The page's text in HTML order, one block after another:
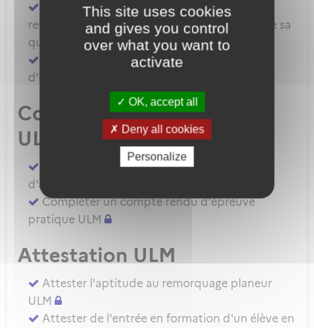
This site uses cookies
and gives you control
over what you want to
activate
OK, accept all
Deny all cookies
Personalize
Demander la délivrance, la prorogation, le
renouvellement ou l'extension de privilèges de sa
qualification IULM
Demander une autorisation d'examinateur
d'instructeur EIULM
Compte rendu d’épreuve
ULM
Compléter un compte rendu d'épreuve
d'aptitude pratique instructeur IULM.
Compléter un compte rendu d'épreuve
pratique ULM
Attestation ULM
Attester l'aptitude au remorquage planeur
ULM
Attester de l'entrée en formation d'un élève en